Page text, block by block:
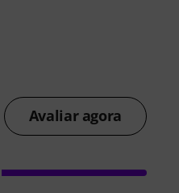
Avaliar agora